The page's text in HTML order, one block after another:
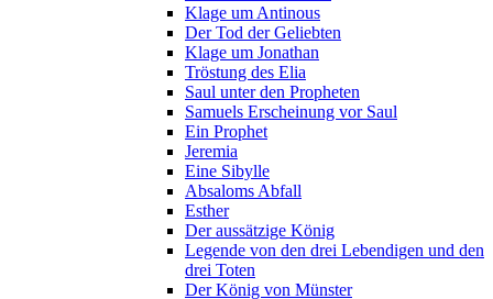
Klage um Antinous
Der Tod der Geliebten
Klage um Jonathan
Tröstung des Elia
Saul unter den Propheten
Samuels Erscheinung vor Saul
Ein Prophet
Jeremia
Eine Sibylle
Absaloms Abfall
Esther
Der aussätzige König
Legende von den drei Lebendigen und den
drei Toten
Der König von Münster